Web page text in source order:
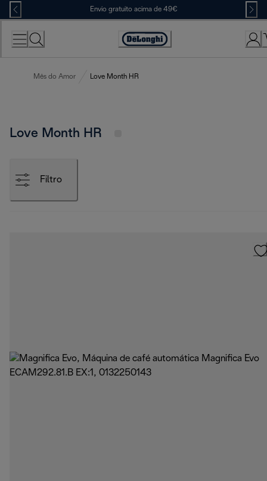
Skip
to
Content
Envio gratuito acima de 49€
Accessibility
Mês do Amor Love Month HR
Love Month HR
Filtro